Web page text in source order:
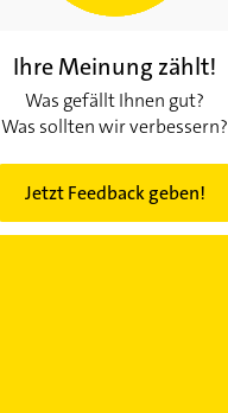
Ihre Meinung zählt!
Was gefällt Ihnen gut?
Was sollten wir verbessern?
Jetzt Feedback geben!